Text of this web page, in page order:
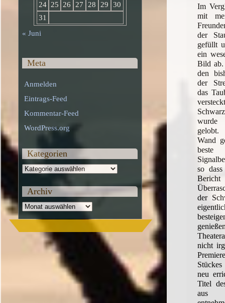
Im
mit
der
gefüllt
ein
Bild ab.
den
der
das
wurde
gelobt.
Wand
so
Bericht
der
nicht
neu
Titel
aus
24 25 26 27 28 29
30
31
« Juni
Meta
Anmelden
Eintrags-Feed
Kommentar-Feed
WordPress.org
Kategorien
Kategorien
Archiv
Archiv